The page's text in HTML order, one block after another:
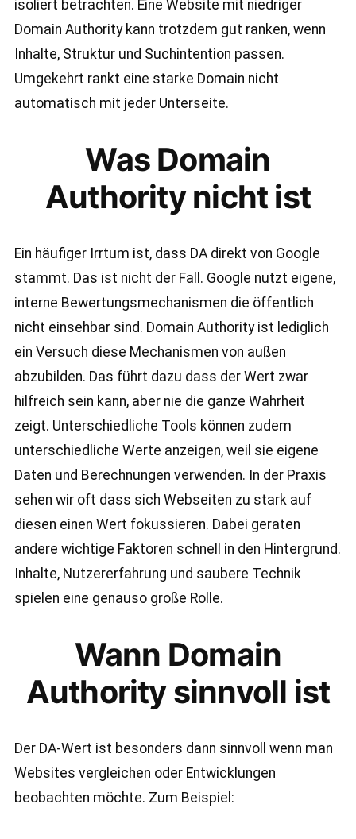
isoliert betrachten. Eine Website mit niedriger
Domain Authority kann trotzdem gut ranken, wenn
Inhalte, Struktur und Suchintention passen.
Umgekehrt rankt eine starke Domain nicht
automatisch mit jeder Unterseite.
Was Domain
Authority nicht ist
Ein häufiger Irrtum ist, dass DA direkt von Google
stammt. Das ist nicht der Fall. Google nutzt eigene,
interne Bewertungsmechanismen die öffentlich
nicht einsehbar sind. Domain Authority ist lediglich
ein Versuch diese Mechanismen von außen
abzubilden. Das führt dazu dass der Wert zwar
hilfreich sein kann, aber nie die ganze Wahrheit
zeigt. Unterschiedliche Tools können zudem
unterschiedliche Werte anzeigen, weil sie eigene
Daten und Berechnungen verwenden. In der Praxis
sehen wir oft dass sich Webseiten zu stark auf
diesen einen Wert fokussieren. Dabei geraten
andere wichtige Faktoren schnell in den Hintergrund.
Inhalte, Nutzererfahrung und saubere Technik
spielen eine genauso große Rolle.
Wann Domain
Authority sinnvoll ist
Der DA-Wert ist besonders dann sinnvoll wenn man
Websites vergleichen oder Entwicklungen
beobachten möchte. Zum Beispiel: